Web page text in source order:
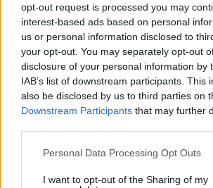
opt-out request is processed you may
interest-based ads based on personal
us or personal information disclosed to
your opt-out. You may separately opt-out
disclosure of your personal information by
IAB’s list of downstream participants. This
also be disclosed by us to third parties on
Downstream Participants that may further
Please note that this website/app uses one
not limited to your visit or usage behaviour.
Personal Data Processing Opt Outs
I want to opt-out of the Sharing of my